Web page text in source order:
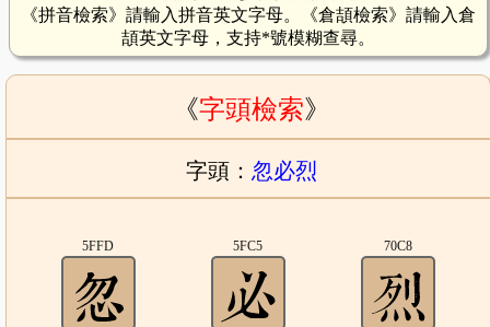
《拼音檢索》請輸入拼音英文字母。《倉頡檢索》請輸入倉
頡英文字母，支持*號模糊查尋。
《字頭檢索》
字頭： 忽必烈
5FFD 5FC5 70C8